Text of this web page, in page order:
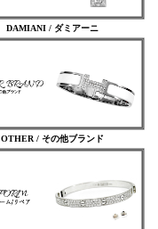
DAMIANI / ダミアーニ
OTHER / その他ブランド